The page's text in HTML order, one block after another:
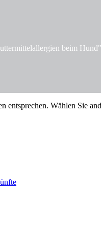
beim Hund"
entsprechen. Wählen Sie